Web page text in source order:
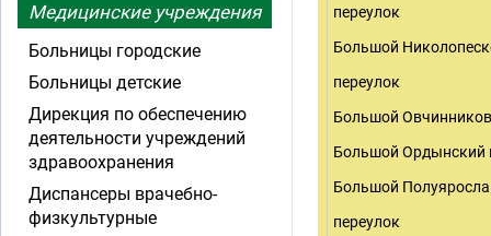
переулок
Большой
переулок
Большой
Большой Ордынский
Большой
переулок
Медицинские учреждения
Больницы городские
Больницы детские
Дирекция по обеспечению
деятельности учреждений
здравоохранения
Диспансеры врачебно-
физкультурные